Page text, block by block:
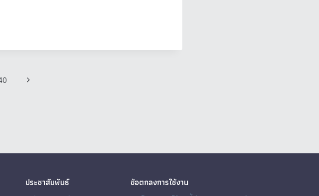
Next
ประชาสัมพันธ์
ข้อตกลงการใช้งาน